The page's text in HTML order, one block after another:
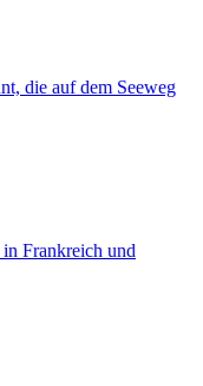
die auf dem Seeweg
Frankreich und